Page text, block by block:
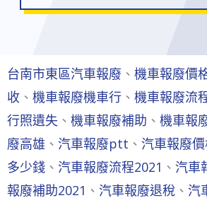
台南市東區汽車報廢 、 機車報廢價
收 、 機車報廢機車行 、 機車報廢流
行照遺失 、 機車報廢補助 、 機車報
廢高雄 、 汽車報廢ptt 、 汽車報廢
多少錢 、 汽車報廢流程2021 、 汽車
報廢補助2021 、 汽車報廢退稅 、 汽